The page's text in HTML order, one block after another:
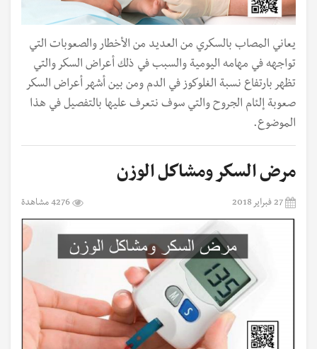
يعاني المصاب بالسكري من العديد من الأخطار والصعوبات التي
تواجهه في مهامه اليومية والسبب في ذلك أعراض السكر والتي
تظهر بارتفاع نسبة الغلوكوز في الدم ومن بين أشهر أعراض السكر
صعوبة إلئام الجروح والتي سوف نتعرف عليها بالتفصيل في هذا
الموضوع.
مرض السكر ومشاكل الوزن
27 فبراير 2018 4276 مشاهدة